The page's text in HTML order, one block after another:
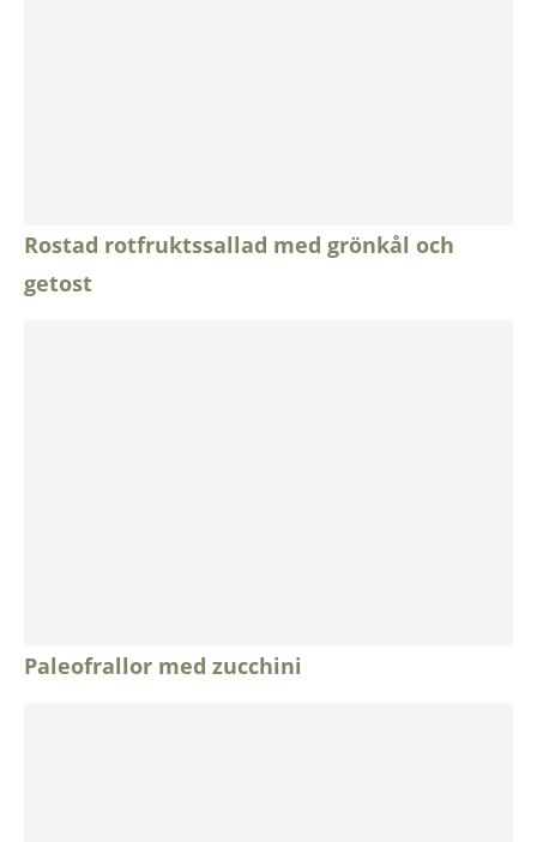
Rostad rotfruktssallad med grönkål och
getost
Paleofrallor med zucchini